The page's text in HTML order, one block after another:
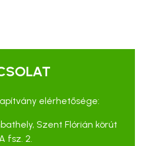
elérhetősége:
Szent Flórián körút
fsz. 2.